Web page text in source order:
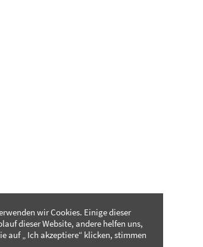
wir Cookies. Einige dieser
dieser Website, andere helfen uns,
auf „ Ich akzeptiere“ klicken, stimmen